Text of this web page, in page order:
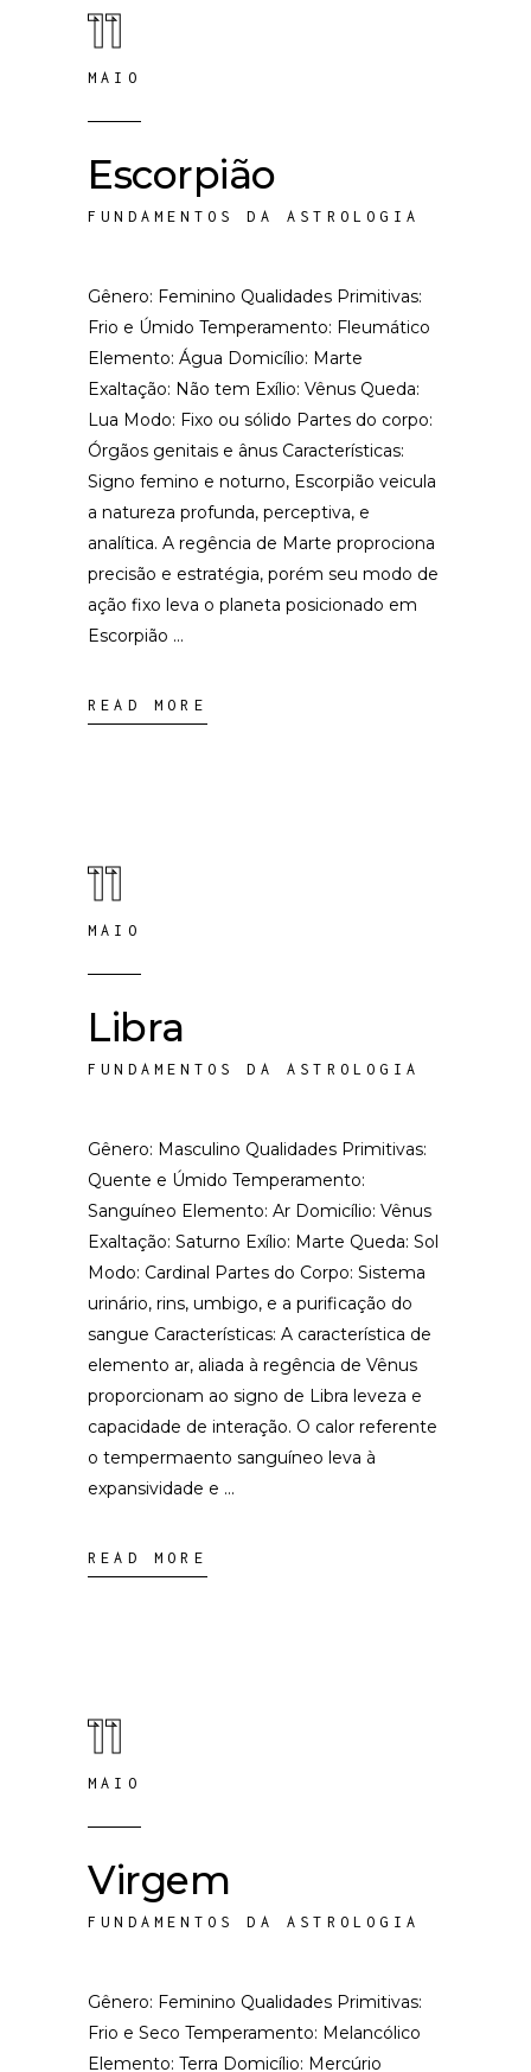
11
MAIO
Escorpião
FUNDAMENTOS DA ASTROLOGIA
Gênero: Feminino Qualidades Primitivas:
Frio e Úmido Temperamento: Fleumático
Elemento: Água Domicílio: Marte
Exaltação: Não tem Exílio: Vênus Queda:
Lua Modo: Fixo ou sólido Partes do corpo:
Órgãos genitais e ânus Características:
Signo femino e noturno, Escorpião veicula
a natureza profunda, perceptiva, e
analítica. A regência de Marte proprociona
precisão e estratégia, porém seu modo de
ação fixo leva o planeta posicionado em
Escorpião
READ MORE
11
MAIO
Libra
FUNDAMENTOS DA ASTROLOGIA
Gênero: Masculino Qualidades Primitivas:
Quente e Úmido Temperamento:
Sanguíneo Elemento: Ar Domicílio: Vênus
Exaltação: Saturno Exílio: Marte Queda: Sol
Modo: Cardinal Partes do Corpo: Sistema
urinário, rins, umbigo, e a purificação do
sangue Características: A característica de
elemento ar, aliada à regência de Vênus
proporcionam ao signo de Libra leveza e
capacidade de interação. O calor referente
o tempermaento sanguíneo leva à
expansividade e
READ MORE
11
MAIO
Virgem
FUNDAMENTOS DA ASTROLOGIA
Gênero: Feminino Qualidades Primitivas:
Frio e Seco Temperamento: Melancólico
Elemento: Terra Domicílio: Mercúrio